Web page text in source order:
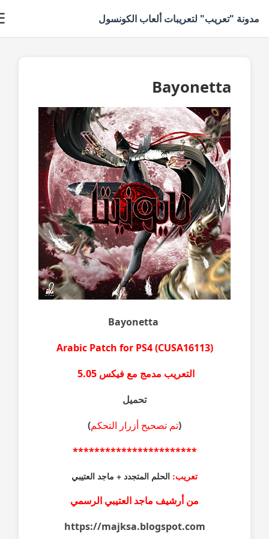
"تعريب" لتعريبات ألعاب الكونسول ☰
Bayonetta
Bayonetta
Arabic Patch for PS4 (CUSA16113)
التعريبمدمج مع فيكس 5.05
تحميل
تم تصحيح أزرار التحكم)
***********************
تعريب:الحلم المتجدد + ماجد العتيبي
من أرشيف ماجد العتيبي الرسمي
https://majksa.blogspot.com